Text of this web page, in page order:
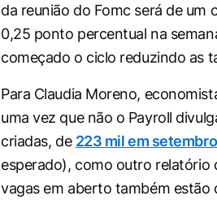
da reunião do Fomc será de um
0,25 ponto percentual na
começado o ciclo reduzindo as
Para Claudia Moreno,
uma vez que não o Payroll
criadas, de 223 mil em
esperado), como outro relatório
vagas em aberto também estão